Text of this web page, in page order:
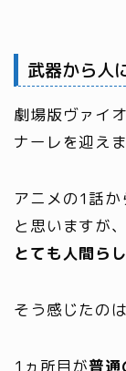
武器から人
劇場版ヴァイ
ナーレを迎え
アニメの1話
と思いますが
とても人間ら
そう感じたの
1ヵ所目が普通